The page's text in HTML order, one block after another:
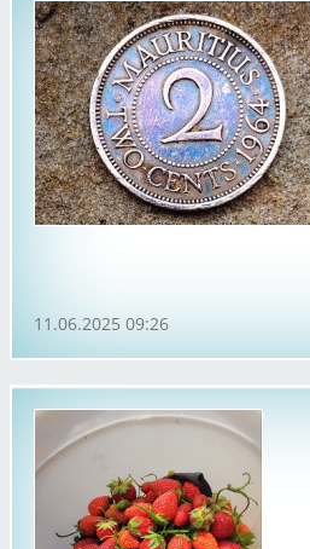
11.06.2025 09:26